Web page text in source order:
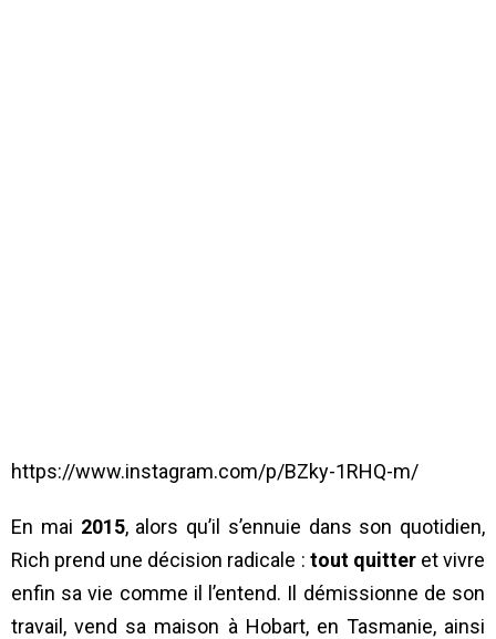
https://www.instagram.com/p/BZky-1RHQ-m/
En mai 2015, alors qu’il s’ennuie dans son quotidien,
Rich prend une décision radicale : tout quitteret vivre
enfin sa vie comme il l’entend. Il démissionne de son
travail, vend sa maison à Hobart, en Tasmanie, ainsi